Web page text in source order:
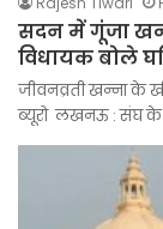
सदन में गूंजा
विधायक बोले
जीवनव्रती खन्ना के
ब्यूरो लखनऊ : संघ के